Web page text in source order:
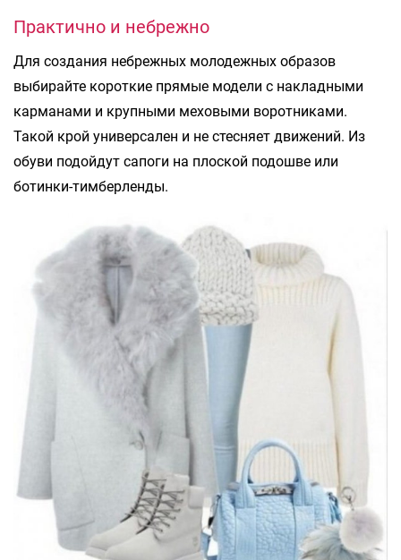
Практично и небрежно
Для создания небрежных молодежных образов
выбирайте короткие прямые модели с накладными
карманами и крупными меховыми воротниками.
Такой крой универсален и не стесняет движений. Из
обуви подойдут сапоги на плоской подошве или
ботинки-тимберленды.